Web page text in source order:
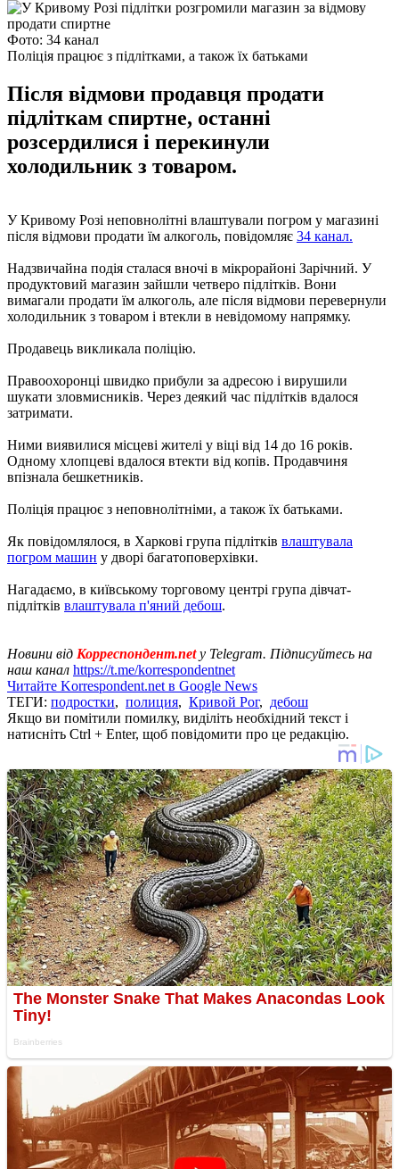
Фото: 34 канал
Поліція працює з підлітками, а також їх батьками
Після відмови продавця продати
підліткам спиртне, останні
розсердилися і перекинули
холодильник з товаром.
У Кривому Розі неповнолітні влаштували погром у магазині
після відмови продати їм алкоголь, повідомляє 34 канал.
Надзвичайна подія сталася вночі в мікрорайоні Зарічний. У
продуктовий магазин зайшли четверо підлітків. Вони
вимагали продати їм алкоголь, але після відмови перевернули
холодильник з товаром і втекли в невідомому напрямку.
Продавець викликала поліцію.
Правоохоронці швидко прибули за адресою і вирушили
шукати зловмисників. Через деякий час підлітків вдалося
затримати.
Ними виявилися місцеві жителі у віці від 14 до 16 років.
Одному хлопцеві вдалося втекти від копів. Продавчиня
впізнала бешкетників.
Поліція працює з неповнолітніми, а також їх батьками.
Як повідомлялося, в Харкові група підлітків влаштувала
погром машин у дворі багатоповерхівки.
Нагадаємо, в київському торговому центрі група дівчат-
підлітків влаштувала п'яний дебош.
Новини від Корреспондент.net у Telegram. Підписуйтесь на
наш канал https://t.me/korrespondentnet
Читайте Korrespondent.net в Google News
ТЕГИ: подростки, полиция, Кривой Рог, дебош
Якщо ви помітили помилку, виділіть необхідний текст і
натисніть Ctrl + Enter, щоб повідомити про це редакцію.